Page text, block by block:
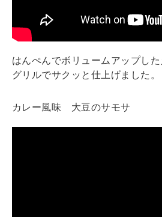
はんぺんでボリュームアップした
グリルでサクッと仕上げました。
カレー風味 大豆のサモサ